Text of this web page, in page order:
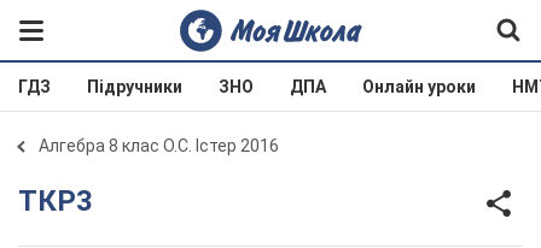
ГДЗ Підручники ЗНО ДПА Онлайн уроки
Алгебра 8 клас О.С. Істер 2016
ТКР3